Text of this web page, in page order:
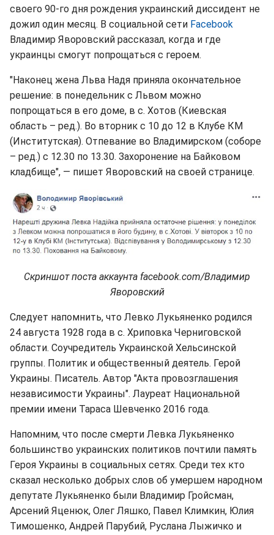
своего 90-го дня рождения украинский диссидент не
дожил один месяц. В социальной сети Facebook
Владимир Яворовский рассказал, когда и где
украинцы смогут попрощаться с героем.
"Наконец жена Льва Надя приняла окончательное
решение: в понедельник с Львом можно
попрощаться в его доме, в с. Хотов (Киевская
область – ред.). Во вторник с 10 до 12 в Клубе КМ
(Институтская). Отпевание во Владимирском (соборе
– ред.) с 12.30 по 13.30. Захоронение на Байковом
кладбище", — пишет Яворовский на своей странице.
Скриншот поста аккаунта facebook.com/Владимир
Яворовский
Следует напомнить, что Левко Лукьяненко родился
24 августа 1928 года в с. Хриповка Черниговской
области. Соучредитель Украинской Хельсинской
группы. Политик и общественный деятель. Герой
Украины. Писатель. Автор "Акта провозглашения
независимости Украины". Лауреат Национальной
премии имени Тараса Шевченко 2016 года.
Напомним, что после смерти Левка Лукьяненко
большинство украинских политиков почтили память
Героя Украины в социальных сетях. Среди тех кто
сказал несколько добрых слов об умершем народном
депутате Лукьяненко были Владимир Гройсман,
Арсений Яценюк, Олег Ляшко, Павел Климкин, Юлия
Тимошенко, Андрей Парубий, Руслана Лыжичко и